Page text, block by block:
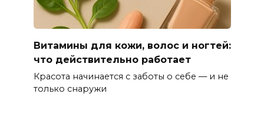
Витамины для кожи, волос и ногтей:
что действительно работает
Красота начинается с заботы о себе — и не
только снаружи